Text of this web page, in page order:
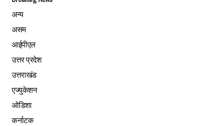
अन्य
असम
आईपीएल
उत्तर प्रदेश
उत्तराखंड
एज्युकेशन
ओडिशा
कर्नाटक